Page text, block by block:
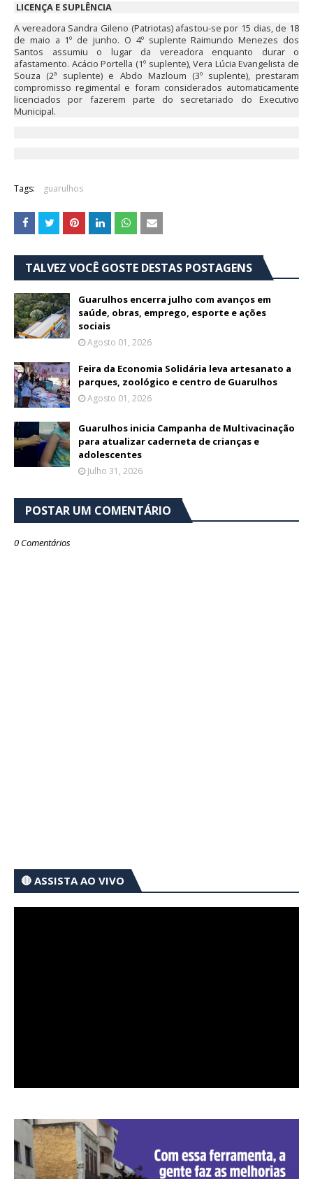
LICENÇA E SUPLÊNCIA
A vereadora Sandra Gileno (Patriotas) afastou-se por 15 dias, de 18
de maio a 1º de junho. O 4º suplente Raimundo Menezes dos
Santos assumiu o lugar da vereadora enquanto durar o
afastamento. Acácio Portella (1º suplente), Vera Lúcia Evangelista de
Souza (2ª suplente) e Abdo Mazloum (3º suplente), prestaram
compromisso regimental e foram considerados automaticamente
licenciados por fazerem parte do secretariado do Executivo
Municipal.
Tags: guarulhos
TALVEZ VOCÊ GOSTE DESTAS POSTAGENS
Guarulhos encerra julho com avanços em
saúde, obras, emprego, esporte e ações
sociais
Agosto 01, 2026
Feira da Economia Solidária leva artesanato a
parques, zoológico e centro de Guarulhos
Agosto 01, 2026
Guarulhos inicia Campanha de Multivacinação
para atualizar caderneta de crianças e
adolescentes
Julho 31, 2026
POSTAR UM COMENTÁRIO
0 Comentários
🔴 ASSISTA AO VIVO